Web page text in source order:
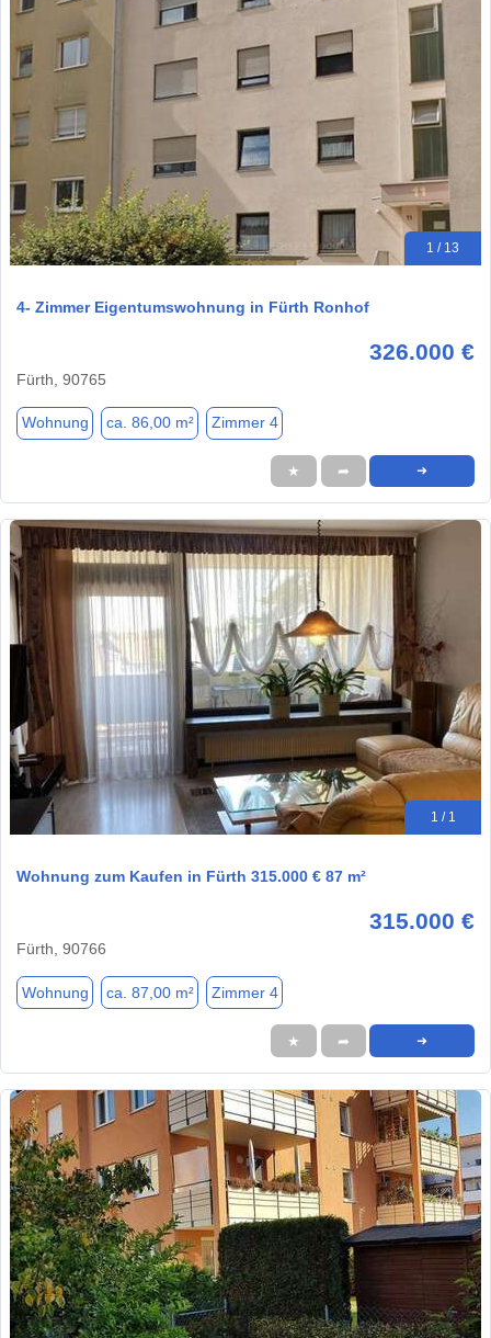
1 / 13
4- Zimmer Eigentumswohnung in Fürth Ronhof
326.000 €
Fürth, 90765
Wohnung ca. 86,00 m² Zimmer 4
★ ➦ ➜
1 / 1
Wohnung zum Kaufen in Fürth 315.000 € 87 m²
315.000 €
Fürth, 90766
Wohnung ca. 87,00 m² Zimmer 4
★ ➦ ➜